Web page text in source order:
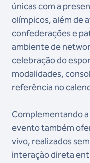
únicas com a
olímpicos, além de
confederações e
ambiente de
celebração do
modalidades,
referência no
Complementando
evento também
vivo, realizados
interação direta